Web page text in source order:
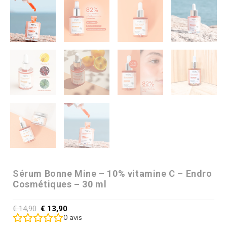
Sérum Bonne Mine – 10% vitamine C – Endro
Cosmétiques – 30 ml
€14,90 € 13,90
0 avis